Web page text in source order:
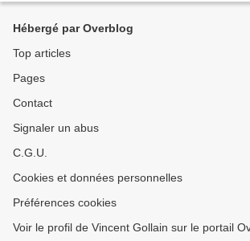
Hébergé par Overblog
Top articles
Pages
Contact
Signaler un abus
C.G.U.
Cookies et données personnelles
Préférences cookies
Voir le profil de Vincent Gollain sur le portail